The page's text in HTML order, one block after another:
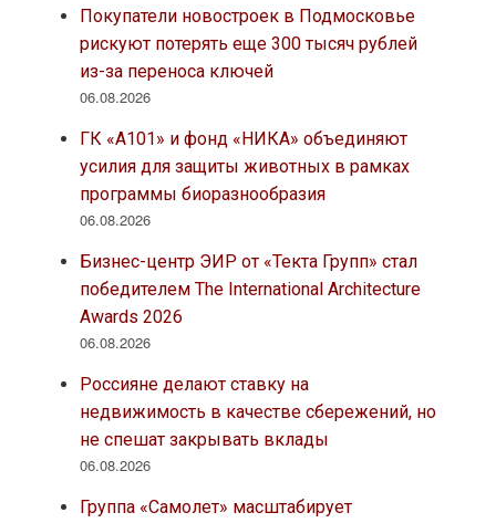
Покупатели новостроек в Подмосковье
рискуют потерять еще 300 тысяч рублей
из-за переноса ключей
06.08.2026
ГК «А101» и фонд «НИКА» объединяют
усилия для защиты животных в рамках
программы биоразнообразия
06.08.2026
Бизнес-центр ЭИР от «Текта Групп» стал
победителем The International Architecture
Awards 2026
06.08.2026
Россияне делают ставку на
недвижимость в качестве сбережений, но
не спешат закрывать вклады
06.08.2026
Группа «Самолет» масштабирует